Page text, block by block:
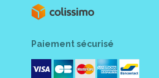
Paiement sécurisé